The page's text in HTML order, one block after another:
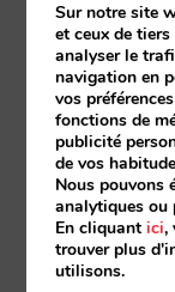
Sur notre site
et ceux de
analyser le
navigation en
vos
fonctions de
publicité
de vos
Nous pouvons
analytiques ou
En cliquantici,
trouver plus
utilisons.